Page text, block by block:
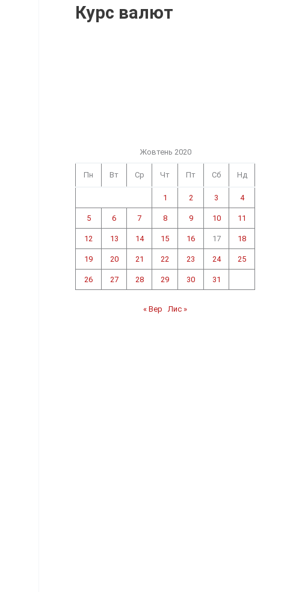
Курс валют
Жовтень 2020
Пн Вт Ср Чт Пт Сб Нд
1 2 3 4
5 6 7 8 9 10 11
12 13 14 15 16 17 18
19 20 21 22 23 24 25
26 27 28 29 30 31
« Вер Лис »